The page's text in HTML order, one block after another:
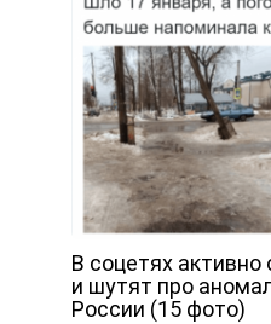
В соцетях
и шутят про
России (15 фото)